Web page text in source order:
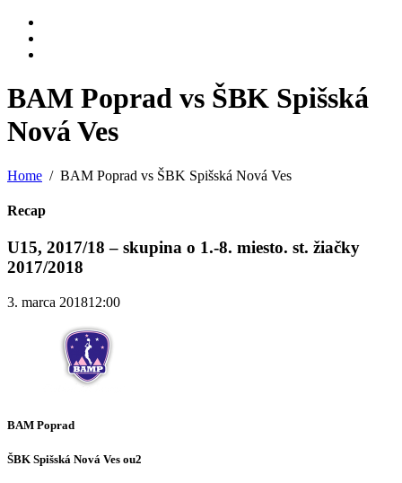
BAM Poprad vs ŠBK Spišská
Nová Ves
Home BAM Poprad vs ŠBK Spišská Nová Ves
Recap
U15, 2017/18 – skupina o 1.-8. miesto. st. žiačky
2017/2018
3. marca 201812:00
BAM Poprad
ŠBK Spišská Nová Ves ou2